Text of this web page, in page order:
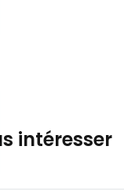
intéresser